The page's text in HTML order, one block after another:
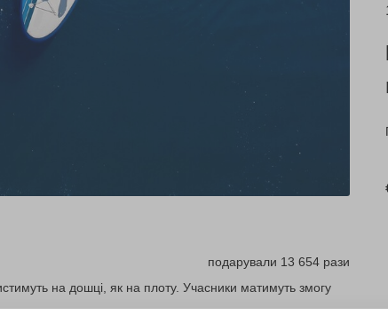
подарували 13 654 рази
на дошці, як на плоту. Учасники матимуть змогу